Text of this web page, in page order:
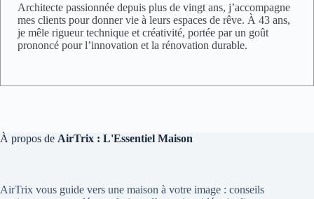
Architecte passionnée depuis plus de vingt ans, j’accompagne
mes clients pour donner vie à leurs espaces de rêve. À 43 ans,
je mêle rigueur technique et créativité, portée par un goût
prononcé pour l’innovation et la rénovation durable.
À propos de AirTrix : L'Essentiel Maison
AirTrix vous guide vers une maison à votre image : conseils